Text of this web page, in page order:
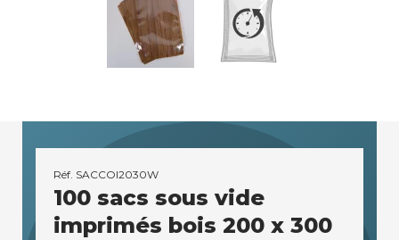
Réf. SACCOI2030W
100 sacs sous vide
imprimés bois 200 x 300